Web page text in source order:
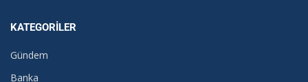
KATEGORILER
Gündem
Banka